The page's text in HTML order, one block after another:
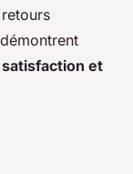
satisfaction et